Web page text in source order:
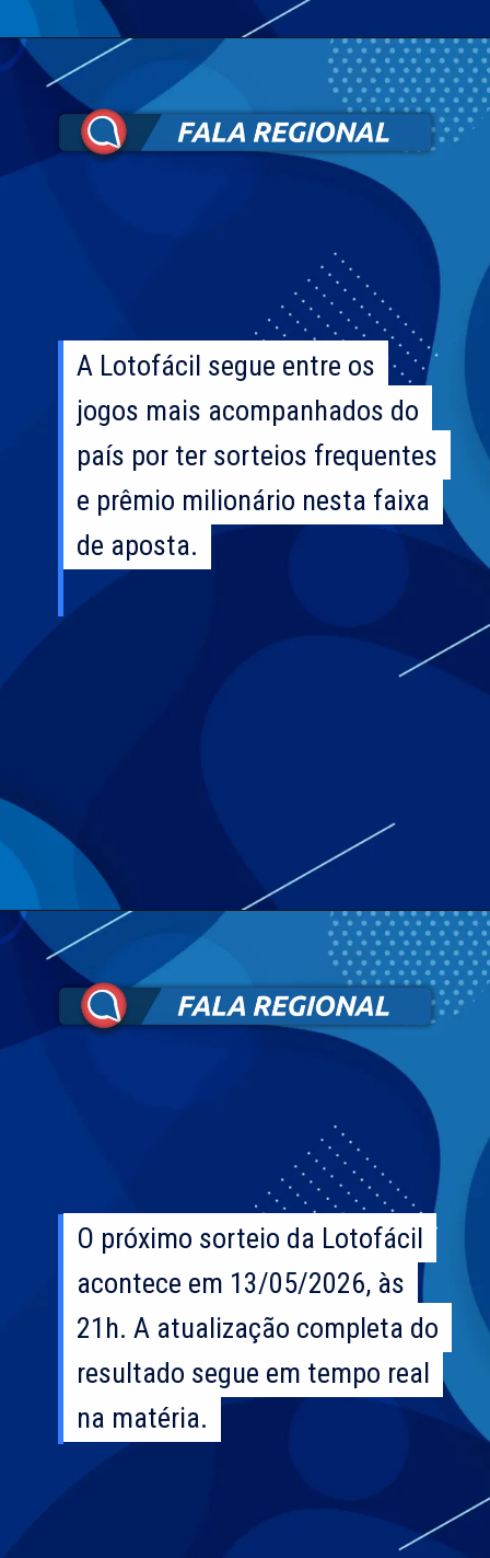
A Lotofácil segue entre os
jogos mais acompanhados do
país por ter sorteios frequentes
e prêmio milionário nesta faixa
de aposta.
A Lotofácil segue entre os
jogos mais acompanhados do
país por ter sorteios frequentes
e prêmio milionário nesta faixa
de aposta.
O próximo sorteio da Lotofácil
acontece em 13/05/2026, às
21h. A atualização completa do
resultado segue em tempo real
na matéria.
O próximo sorteio da Lotofácil
acontece em 13/05/2026, às
21h. A atualização completa do
resultado segue em tempo real
na matéria.